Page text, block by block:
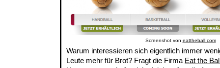
Screenshot von eattheball.com
Warum interessieren sich eigentlich immer
Leute mehr für Brot? Fragt die Firma Eat the